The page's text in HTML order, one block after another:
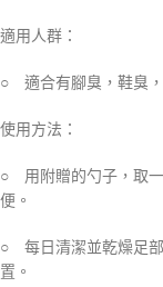
適用人群：
○ 適合有腳臭，鞋臭，
使用方法：
○ 用附贈的勺子，取
便。
○ 每日清潔並乾燥足
置。